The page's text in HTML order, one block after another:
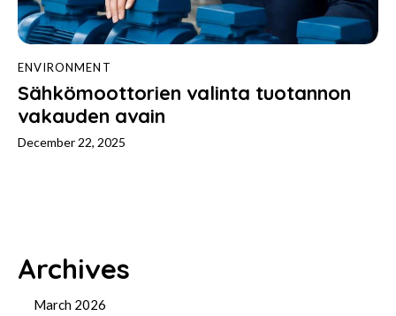
ENVIRONMENT
Sähkömoottorien valinta tuotannon
vakauden avain
December 22, 2025
Archives
March 2026